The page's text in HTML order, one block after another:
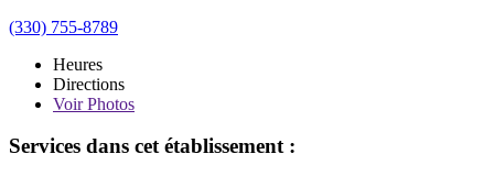
(330) 755-8789
Heures
Directions
VoirPhotos
Services dans cet établissement :